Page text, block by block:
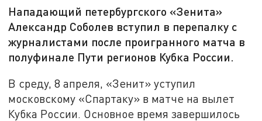
Нападающий петербургского «Зенита»
Александр Соболев вступил в перепалку с
журналистами после проигранного матча в
полуфинале Пути регионов Кубка России.
В среду, 8 апреля, «Зенит» уступил
московскому «Спартаку» в матче на вылет
Кубка России. Основное время завершилось